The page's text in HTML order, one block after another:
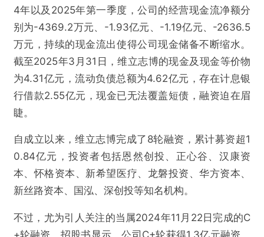
4年以及2025年第一季度，公司的经营现金流净额分
别为-4369.2万元、-1.93亿元、-1.19亿元、-2636.5
万元，持续的现金流出使得公司现金储备不断缩水。
截至2025年3月31日，维立志博的现金及现金等价物
为4.31亿元，流动负债总额为4.62亿元，存在计息银
行借款2.55亿元，现金已无法覆盖短债，融资迫在眉
睫。
自成立以来，维立志博完成了8轮融资，累计募资超1
0.84亿元，投资者包括恩然创投、正心谷、汉康资
本、怀格资本、新希望医疗、龙磐投资、华方资本、
新丝路资本、国泓、深创投等知名机构。
不过，尤为引人关注的当属2024年11月22日完成的C